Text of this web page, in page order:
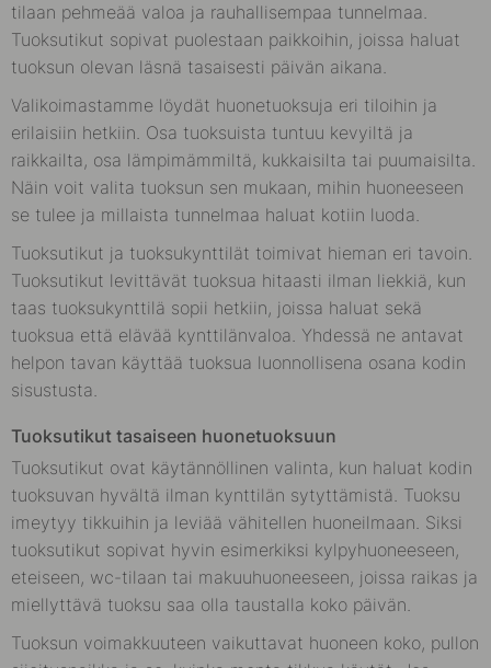
tilaan pehmeää valoa ja rauhallisempaa tunnelmaa.
Tuoksutikut sopivat puolestaan paikkoihin, joissa haluat
tuoksun olevan läsnä tasaisesti päivän aikana.
Valikoimastamme löydät huonetuoksuja eri tiloihin ja
erilaisiin hetkiin. Osa tuoksuista tuntuu kevyiltä ja
raikkailta, osa lämpimämmiltä, kukkaisilta tai puumaisilta.
Näin voit valita tuoksun sen mukaan, mihin huoneeseen
se tulee ja millaista tunnelmaa haluat kotiin luoda.
Tuoksutikut ja tuoksukynttilät toimivat hieman eri tavoin.
Tuoksutikut levittävät tuoksua hitaasti ilman liekkiä, kun
taas tuoksukynttilä sopii hetkiin, joissa haluat sekä
tuoksua että elävää kynttilänvaloa. Yhdessä ne antavat
helpon tavan käyttää tuoksua luonnollisena osana kodin
sisustusta.
Tuoksutikut tasaiseen huonetuoksuun
Tuoksutikut ovat käytännöllinen valinta, kun haluat kodin
tuoksuvan hyvältä ilman kynttilän sytyttämistä. Tuoksu
imeytyy tikkuihin ja leviää vähitellen huoneilmaan. Siksi
tuoksutikut sopivat hyvin esimerkiksi kylpyhuoneeseen,
eteiseen, wc-tilaan tai makuuhuoneeseen, joissa raikas ja
miellyttävä tuoksu saa olla taustalla koko päivän.
Tuoksun voimakkuuteen vaikuttavat huoneen koko, pullon